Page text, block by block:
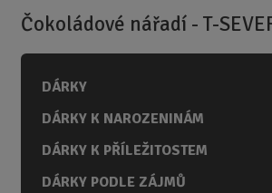
í
n
a
Čokoládové nářadí - T-
DÁRKY
DÁRKY K NAROZENINÁM
DÁRKY K PŘÍLEŽITOSTEM
DÁRKY PODLE ZÁJMŮ